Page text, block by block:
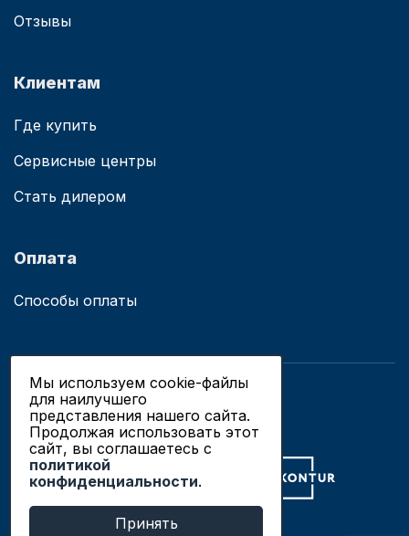
Отзывы
Клиентам
Где купить
Сервисные центры
Стать дилером
Оплата
Способы оплаты
© 2019 - 2026 ООО «Сианово»
Политика конфиденциальности
Разработка сайтов в Новосибирске
Продвижение сайтов
Мы используем cookie-файлы
для наилучшего
представления нашего сайта.
Продолжая использовать этот
сайт, вы соглашаетесь c
политикой
конфиденциальности.
Принять